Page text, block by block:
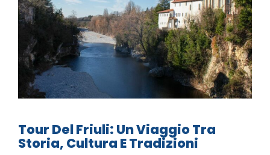
Tour Del Friuli: Un Viaggio Tra
Storia, Cultura E Tradizioni